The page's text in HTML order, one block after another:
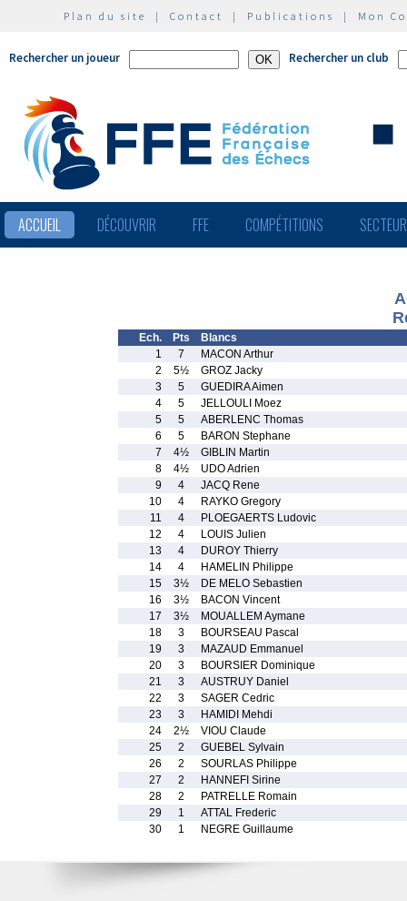
Plan du site | Contact | Publications | Mon
Rechercher un joueur Rechercher un club
ACCUEIL DÉCOUVRIR FFE COMPÉTITIONS
Ech. Pts
Blancs
1
7
MACON Arthur
2
5½
GROZ Jacky
3
5
GUEDIRA Aimen
4
5
JELLOULI Moez
5
5
ABERLENC Thomas
6
5
BARON Stephane
7
4½
GIBLIN Martin
8
4½
UDO Adrien
9
4
JACQ Rene
10
4
RAYKO Gregory
11
4
PLOEGAERTS Ludovic
12
4
LOUIS Julien
13
4
DUROY Thierry
14
4
HAMELIN Philippe
15
3½
DE MELO Sebastien
16
3½
BACON Vincent
17
3½
MOUALLEM Aymane
18
3
BOURSEAU Pascal
19
3
MAZAUD Emmanuel
20
3
BOURSIER Dominique
21
3
AUSTRUY Daniel
22
3
SAGER Cedric
23
3
HAMIDI Mehdi
24
2½
VIOU Claude
25
2
GUEBEL Sylvain
26
2
SOURLAS Philippe
27
2
HANNEFI Sirine
28
2
PATRELLE Romain
29
1
ATTAL Frederic
30
1 NEGRE Guillaume